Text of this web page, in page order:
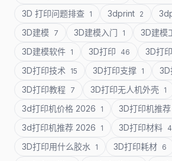
3D 打印问题排查 1 3dprint 2
3D建模 7 3D建模入门 1 3D建模
3D建模软件 1 3D打印 46 3D打
3D打印技术 15 3D打印支撑 1 3D
3D打印教程 7 3D打印无人机外壳 1
3d打印机价格 2026 1 3D打印机推荐
3d打印机推荐 2026 1 3D打印材料 4
3D打印用什么胶水 1 3D打印耗材 6